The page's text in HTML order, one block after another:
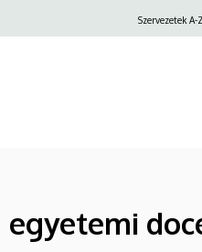
Szervezetek A-Z
egyetemi